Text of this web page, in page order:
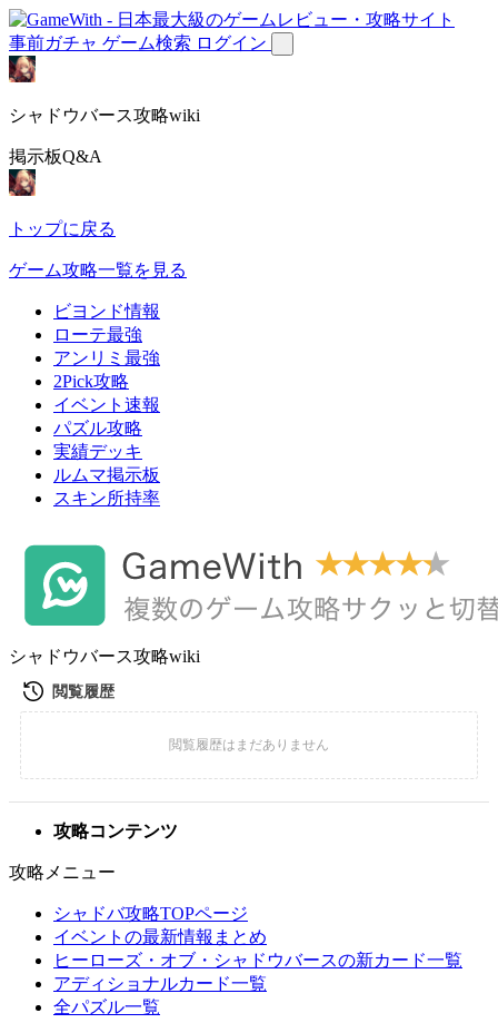
事前ガチャ ゲーム検索 ログイン
シャドウバース攻略wiki
掲示板Q&A
トップに戻る
ゲーム攻略一覧を見る
ビヨンド情報
ローテ最強
アンリミ最強
2Pick攻略
イベント速報
パズル攻略
実績デッキ
ルムマ掲示板
スキン所持率
シャドウバース攻略wiki
攻略コンテンツ
攻略メニュー
シャドバ攻略TOPページ
イベントの最新情報まとめ
ヒーローズ・オブ・シャドウバースの新カード一覧
アディショナルカード一覧
全パズル一覧